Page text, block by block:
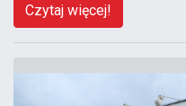
Czytaj więcej!